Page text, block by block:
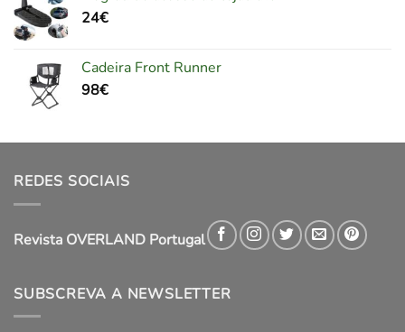
24€
Cadeira Front Runner
98€
REDES SOCIAIS
Revista OVERLAND Portugal
SUBSCREVA A NEWSLETTER